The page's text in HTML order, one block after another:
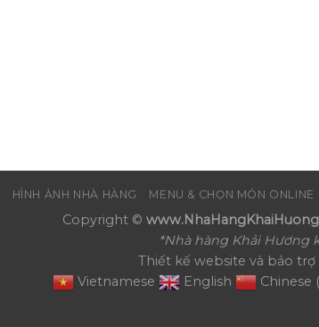
HÌNH ẢNH NHÀ HÀNG MENU & CHỌN MÓN ONLINE
Copyright ©
*Nhà hàng Khải Hương
Thiết kế website và bảo
Vietnamese
English Chinese